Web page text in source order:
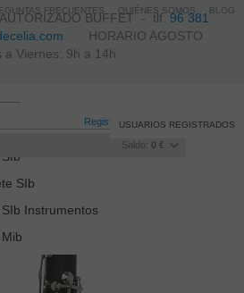
BUFFET -tlf.96 381
HORARIO AGOSTO
a Viernes: 9h a 14h
Registro /Iniciar sesión
Saldo: 0 €
USUARIOS REGISTRADOS
Instrumentos
FRECUENTES QUIÉNES SOMOS BLOG